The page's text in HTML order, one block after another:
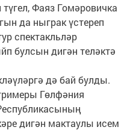
Фаяз Гомәровичка
да ныграк үстереп
спектакльләр
булсын дигән теләктә
дә бай булды.
Гөлфәния
дигән мактаулы исем